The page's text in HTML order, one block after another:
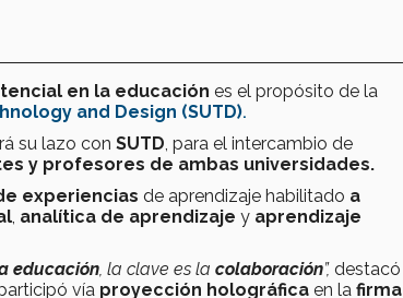
en la educación es el propósito de la
and Design (SUTD).
su lazo con SUTD , para el intercambio de
y profesores de ambas universidades.
experiencias de aprendizaje habilitado a
analítica de aprendizaje y aprendizaje
educación , la clave es la colaboración”, destacó
vía proyección holográfica en la firma